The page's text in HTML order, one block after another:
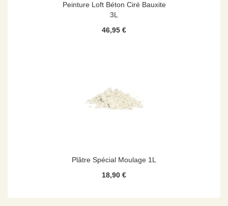
Peinture Loft Béton Ciré Bauxite
3L
46,95 €
Plâtre Spécial Moulage 1L
18,90 €